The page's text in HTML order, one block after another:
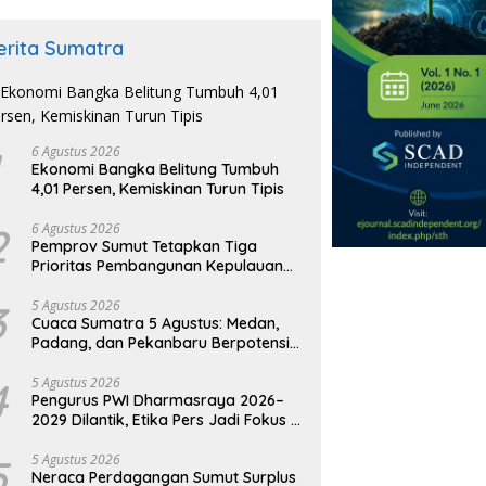
Sumatra
6 Agustus 2026
Ekonomi Bangka Belitung Tumbuh
4,01 Persen, Kemiskinan Turun Tipis
6 Agustus 2026
Pemprov Sumut Tetapkan Tiga
Prioritas Pembangunan Kepulauan
5 Agustus 2026
Cuaca Sumatra 5 Agustus: Medan,
Padang, dan Pekanbaru Berpotensi
5 Agustus 2026
Pengurus PWI Dharmasraya 2026–
2029 Dilantik, Etika Pers Jadi Fokus di
5 Agustus 2026
Neraca Perdagangan Sumut Surplus